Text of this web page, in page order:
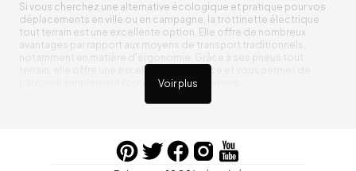
Voir plus
Si vous cherchez une alternative écologique et pratique pour vos
déplacements en ville ou en campagne, la trottinette électrique
tout terrain est une excellente option. Elle offre de nombreux
avantages par rapport aux moyens de transport traditionnels,
notamment en matière d'ergonomie. Grâce à ses pneus tout
terrain, elle offre une excellente adhérence et vous permet de
parcourir simplement toutes sortes de terrains.
Trottinette électrique tout terrain ergonomique
entre vos trajets, vous n’aurez pas à vous soucier de l’état de sa
batterie. De plus, elle est équipée de pneus résistants qui peuvent